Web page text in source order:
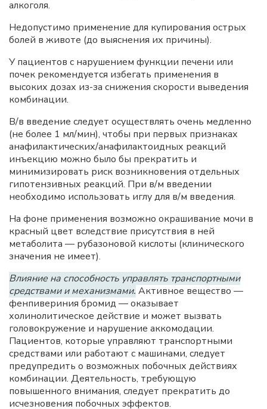
алкоголя.
Недопустимо применение для купирования острых
болей в животе (до выяснения их причины).
У пациентов с нарушением функции печени или
почек рекомендуется избегать применения в
высоких дозах из-за снижения скорости выведения
комбинации.
В/в введение следует осуществлять очень медленно
(не более 1 мл/мин), чтобы при первых признаках
анафилактических/анафилактоидных реакций
инъекцию можно было бы прекратить и
минимизировать риск возникновения отдельных
гипотензивных реакций. При в/м введении
необходимо использовать иглу для в/м введения.
На фоне применения возможно окрашивание мочи в
красный цвет вследствие присутствия в ней
метаболита — рубазоновой кислоты (клинического
значения не имеет).
Влияние на способность управлять транспортными
средствами и механизмами. Активное вещество —
фенпивериния бромид — оказывает
холинолитическое действие и может вызвать
головокружение и нарушение аккомодации.
Пациентов, которые управляют транспортными
средствами или работают с машинами, следует
предупредить о возможных побочных действиях
комбинации. Деятельность, требующую
повышенного внимания, следует прекратить до
исчезновения побочных эффектов.